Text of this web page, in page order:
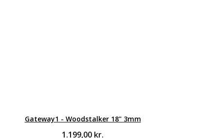
Gateway1 - Woodstalker 18" 3mm
1.199,00 kr.